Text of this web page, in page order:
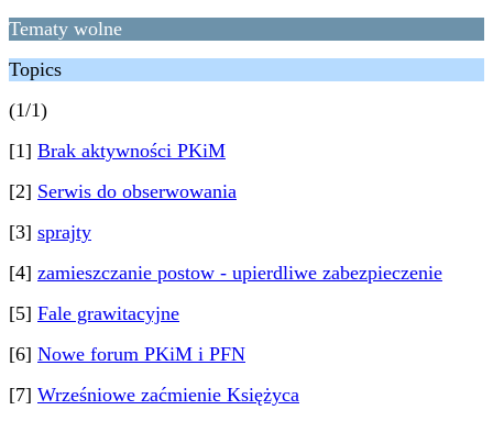
Tematy wolne
Topics
(1/1)
[1] Brak aktywności PKiM
[2] Serwis do obserwowania
[3] sprajty
[4] zamieszczanie postow - upierdliwe zabezpieczenie
[5] Fale grawitacyjne
[6] Nowe forum PKiM i PFN
[7] Wrześniowe zaćmienie Księżyca